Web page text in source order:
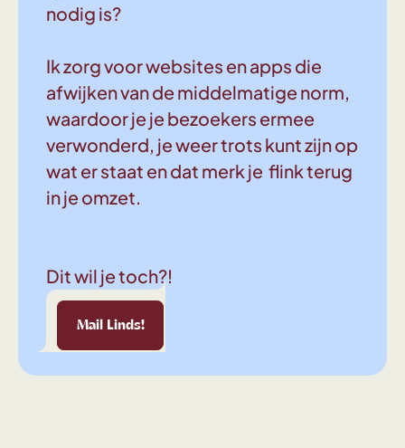
nodig is?
Ik zorg voor websites en apps die
afwijken van de middelmatige norm,
waardoor je je bezoekers ermee
verwonderd, je weer trots kunt zijn op
wat er staat en dat merk je flink terug
in je omzet.
Dit wil je toch?!
Mail Linds!
Mail Linds! Mail Linds!